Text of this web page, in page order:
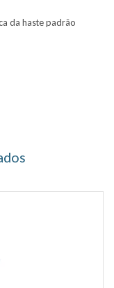
da haste padrão